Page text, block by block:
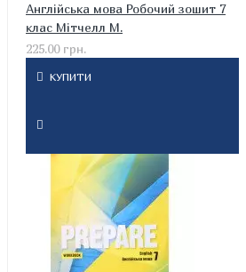
Англійська мова Робочий зошит 7
клас Мітчелл М.
225.00 грн.
КУПИТИ